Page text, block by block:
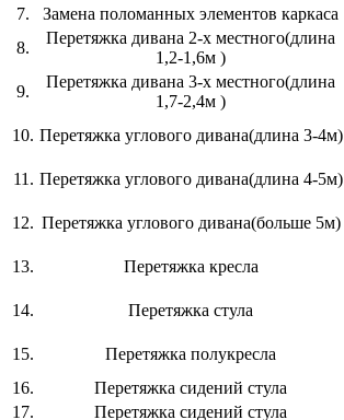
7.
Замена поломанных элементов каркаса
8.
Перетяжка дивана 2-х местного(длина
1,2-1,6м )
9.
Перетяжка дивана 3-х местного(длина
1,7-2,4м )
10. Перетяжка углового дивана(длина 3-4м)
11. Перетяжка углового дивана(длина 4-5м)
12. Перетяжка углового дивана(больше 5м)
13.
Перетяжка кресла
14.
Перетяжка стула
15.
Перетяжка полукресла
16.
Перетяжка сидений стула
17.
Перетяжка сидений стула